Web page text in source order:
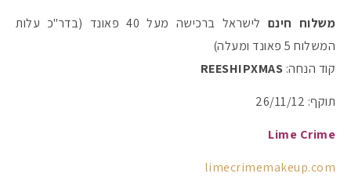
משלוח חינם
לישראל ברכישה מעל 40 פאונד (בדר"כ עלות
המשלוח 5 פאונד ומעלה)
קוד הנחה: REESHIPXMAS
תוקף: 26/11/12
Lime Crime
limecrimemakeup.com